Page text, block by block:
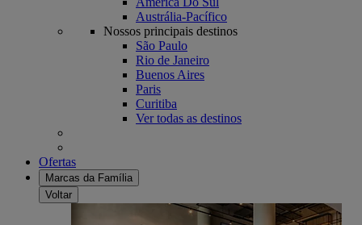
Austrália-Pacífico
Nossos principais destinos
São Paulo
Rio de Janeiro
Buenos Aires
Paris
Curitiba
Ver todas as destinos
Ofertas
Marcas da Família
Voltar